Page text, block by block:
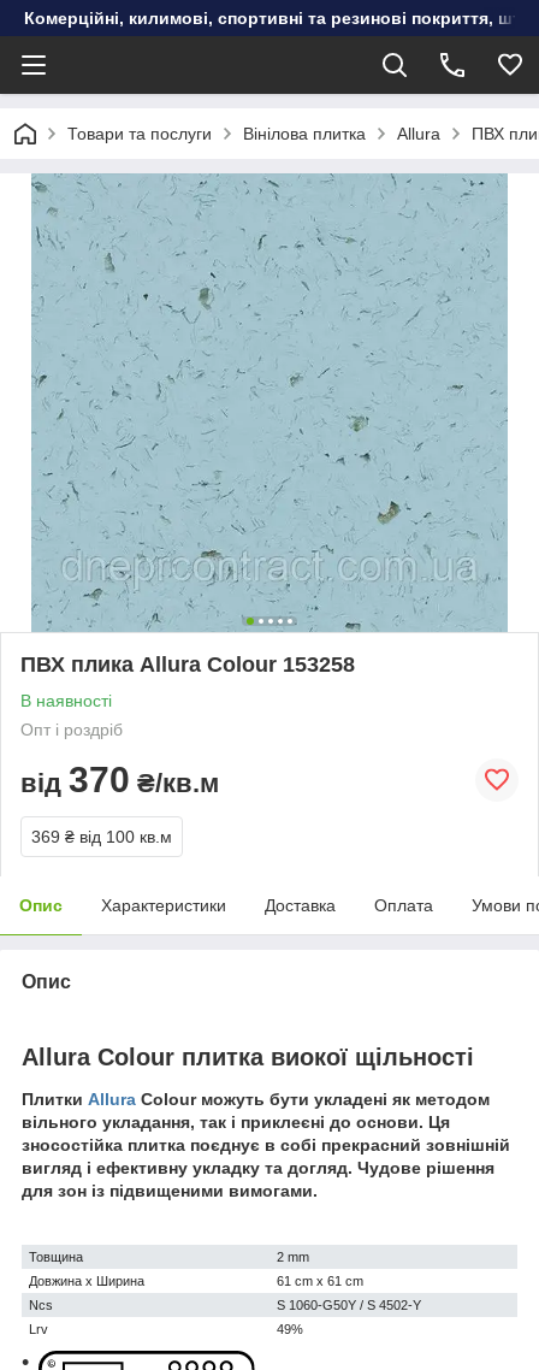
Комерційні, килимові, спортивні та резинові покриття,
Товари та послуги Вінілова плитка Allura ПВХ
ПВХ плика Allura Colour 153258
В наявності
Опт і роздріб
від 370 ₴/кв.м
369 ₴ від 100 кв.м
Опис Характеристики Доставка Оплата Умови
Опис
Allura Colour плитка виокої щільності
Плитки Allura Colour можуть бути укладені як методом
вільного укладання, так і приклеєні до основи. Ця
зносостійка плитка поєднує в собі прекрасний зовнішній
вигляд і ефективну укладку та догляд. Чудове рішення
для зон із підвищеними вимогами.
Товщина
2 mm
Довжина х Ширина
61 cm x 61 cm
Ncs
S 1060-G50Y / S 4502-Y
Lrv
49%